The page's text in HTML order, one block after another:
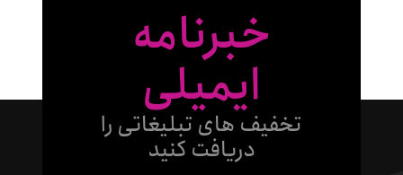
خبرنامه
ایمیلی
تخفیف های تبلیغاتی را
دریافت کنید